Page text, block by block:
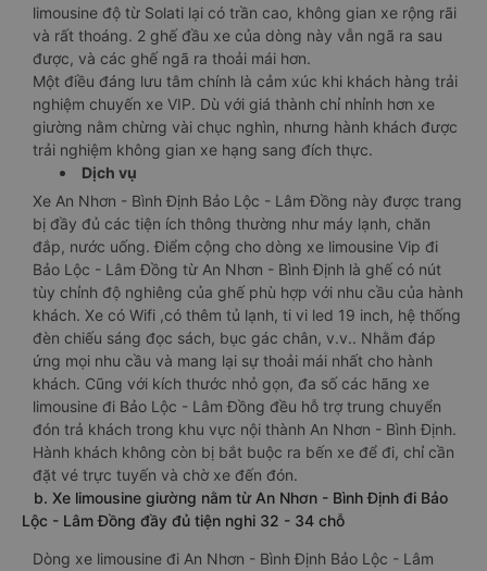
limousine độ từ Solati lại có trần cao, không gian xe rộng rãi
và rất thoáng. 2 ghế đầu xe của dòng này vẫn ngã ra sau
được, và các ghế ngã ra thoải mái hơn.
Một điều đáng lưu tâm chính là cảm xúc khi khách hàng trải
nghiệm chuyến xe VIP. Dù với giá thành chỉ nhỉnh hơn xe
giường nằm chừng vài chục nghìn, nhưng hành khách được
trải nghiệm không gian xe hạng sang đích thực.
Dịch vụ
Xe An Nhơn - Bình Định Bảo Lộc - Lâm Đồng này được trang
bị đầy đủ các tiện ích thông thường như máy lạnh, chăn
đắp, nước uống. Điểm cộng cho dòng xe limousine Vip đi
Bảo Lộc - Lâm Đồng từ An Nhơn - Bình Định là ghế có nút
tùy chỉnh độ nghiêng của ghế phù hợp với nhu cầu của hành
khách. Xe có Wifi ,có thêm tủ lạnh, ti vi led 19 inch, hệ thống
đèn chiếu sáng đọc sách, bục gác chân, v.v.. Nhằm đáp
ứng mọi nhu cầu và mang lại sự thoải mái nhất cho hành
khách. Cũng với kích thước nhỏ gọn, đa số các hãng xe
limousine đi Bảo Lộc - Lâm Đồng đều hỗ trợ trung chuyển
đón trả khách trong khu vực nội thành An Nhơn - Bình Định.
Hành khách không còn bị bắt buộc ra bến xe để đi, chỉ cần
đặt vé trực tuyến và chờ xe đến đón.
b. Xe limousine giường nằm từ An Nhơn - Bình Định đi Bảo
Lộc - Lâm Đồng đầy đủ tiện nghi 32 - 34 chỗ
Dòng xe limousine đi An Nhơn - Bình Định Bảo Lộc - Lâm